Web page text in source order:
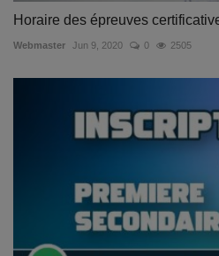
Horaire des épreuves
Webmaster Jun 9, 2020 0 2505